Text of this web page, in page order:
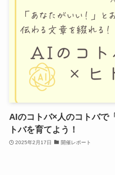
AIのコトバ×人のコトバで
トバを育てよう！
2025年2月17日 開催レポート